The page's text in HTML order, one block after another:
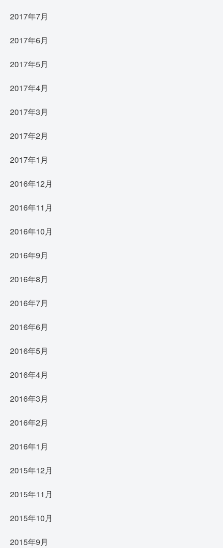
2017年7月
2017年6月
2017年5月
2017年4月
2017年3月
2017年2月
2017年1月
2016年12月
2016年11月
2016年10月
2016年9月
2016年8月
2016年7月
2016年6月
2016年5月
2016年4月
2016年3月
2016年2月
2016年1月
2015年12月
2015年11月
2015年10月
2015年9月